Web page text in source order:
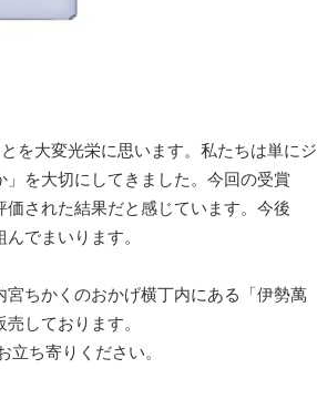
を大変光栄に思います。私たちは単にジ
を大切にしてきました。今回の受賞
された結果だと感じています。今後
でまいります。
ちかくのおかげ横丁内にある「伊勢萬
しております。
ち寄りください。